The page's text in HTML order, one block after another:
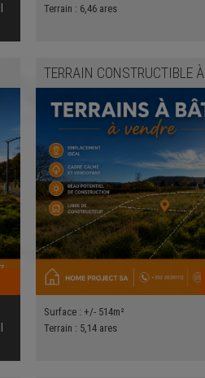
Terrain : 6,46 ares
TERRAIN CONSTRUCTIBLEÀ
Surface : +/- 514m²
Terrain : 5,14 ares